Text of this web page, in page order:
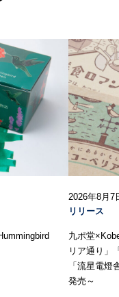
2026年8月7
リリース
九ポ堂
リア通り」
「流星電
発売～